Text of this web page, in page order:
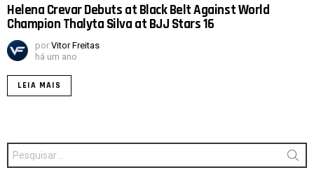
Helena Crevar Debuts at Black Belt Against World
Champion Thalyta Silva at BJJ Stars 16
por Vitor Freitas
há um ano
LEIA MAIS
Procurar
por: